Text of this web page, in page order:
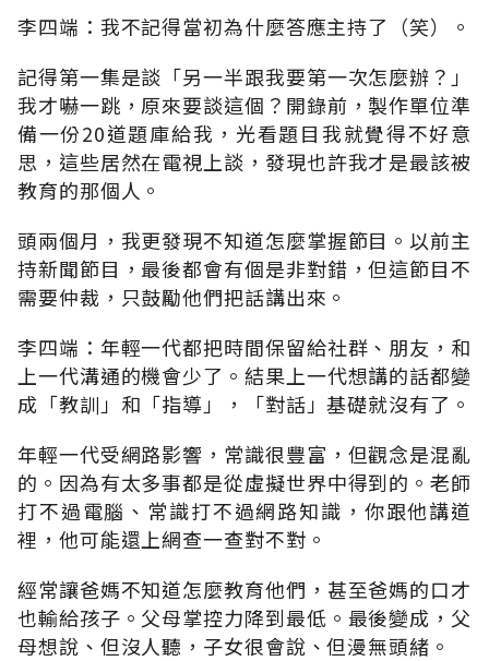
李四端：我不記得當初為什麼答應主持了（笑）。
記得第一集是談「另一半跟我要第一次怎麼辦？」
我才嚇一跳，原來要談這個？開錄前，製作單位準
備一份20道題庫給我，光看題目我就覺得不好意
思，這些居然在電視上談，發現也許我才是最該被
教育的那個人。
頭兩個月，我更發現不知道怎麼掌握節目。以前主
持新聞節目，最後都會有個是非對錯，但這節目不
需要仲裁，只鼓勵他們把話講出來。
李四端：年輕一代都把時間保留給社群、朋友，和
上一代溝通的機會少了。結果上一代想講的話都變
成「教訓」和「指導」，「對話」基礎就沒有了。
年輕一代受網路影響，常識很豐富，但觀念是混亂
的。因為有太多事都是從虛擬世界中得到的。老師
打不過電腦、常識打不過網路知識，你跟他講道
裡，他可能還上網查一查對不對。
經常讓爸媽不知道怎麼教育他們，甚至爸媽的口才
也輸給孩子。父母掌控力降到最低。最後變成，父
母想說、但沒人聽，子女很會說、但漫無頭緒。